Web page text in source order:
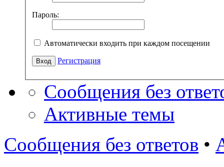
Пароль:
Автоматически входить при каждом посещении
Регистрация
Сообщения без
Активные темы
Сообщения без ответов •